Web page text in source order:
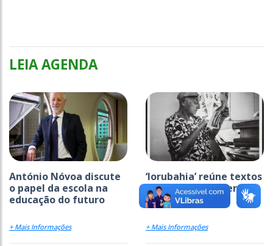
LEIA AGENDA
António Nóvoa discute
o papel da escola na
educação do futuro
+ Mais Informações
‘Iorubahia’ reúne textos
raros de Pierre Verger
+ Mais Informações